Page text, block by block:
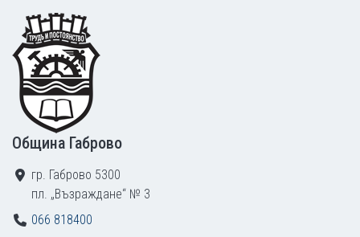
Footer
Община Габрово
гр. Габрово 5300
пл. „Възраждане“ № 3
066 818400